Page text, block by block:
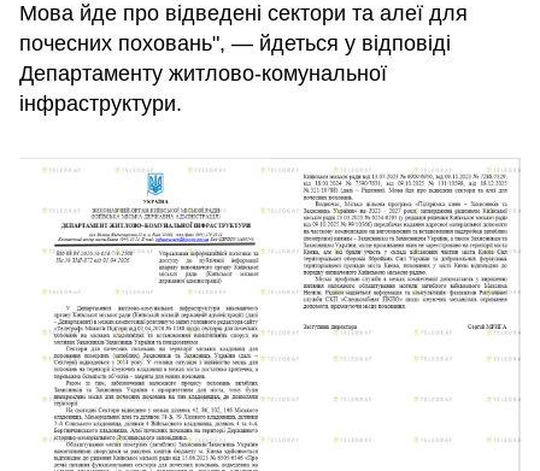
Мова йде про відведені сектори та алеї для
почесних поховань", — йдеться у відповіді
Департаменту житлово-комунальної
інфраструктури.